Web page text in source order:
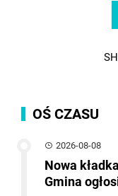
OŚ CZASU
2026-08-08
Nowa
Gmina